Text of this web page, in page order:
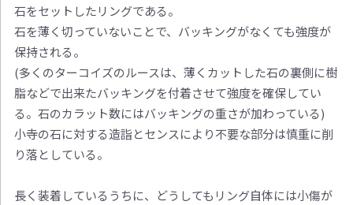
石をセットしたリングである。
石を薄く切っていないことで、バッキングがなくても強度が
保持される。
(多くのターコイズのルースは、薄くカットした石の裏側に樹
脂などで出来たバッキングを付着させて強度を確保してい
る。石のカラット数にはバッキングの重さが加わっている)
小寺の石に対する造詣とセンスにより不要な部分は慎重に削
り落としている。
長く装着しているうちに、どうしてもリング自体には小傷が